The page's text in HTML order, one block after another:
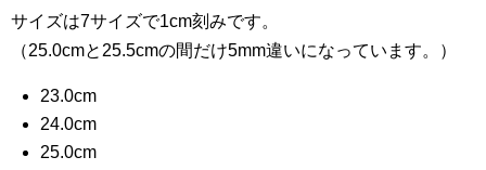
サイズは7サイズで1cm刻みです。
（25.0cmと25.5cmの間だけ5mm違いになっています。）
23.0cm
24.0cm
25.0cm